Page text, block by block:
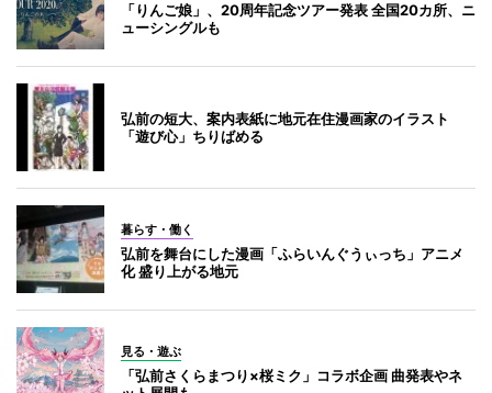
「りんご娘」、20周年記念ツアー発表 全国20カ所、ニ
ューシングルも
弘前の短大、案内表紙に地元在住漫画家のイラスト
「遊び心」ちりばめる
暮らす・働く
弘前を舞台にした漫画「ふらいんぐうぃっち」アニメ
化 盛り上がる地元
見る・遊ぶ
「弘前さくらまつり×桜ミク」コラボ企画 曲発表やネ